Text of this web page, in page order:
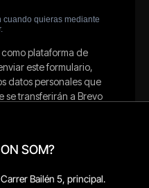
ON SOM?
Carrer Bailén 5, principal.